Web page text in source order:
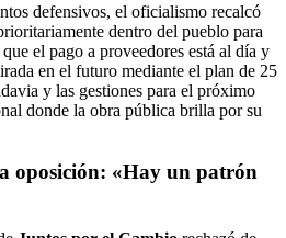
defensivos, el oficialismo recalcó
dentro del pueblo para
el pago a proveedores está al día y
en el futuro mediante el plan de 25
y las gestiones para el próximo
donde la obra pública brilla por su
oposición: «Hay un patrón